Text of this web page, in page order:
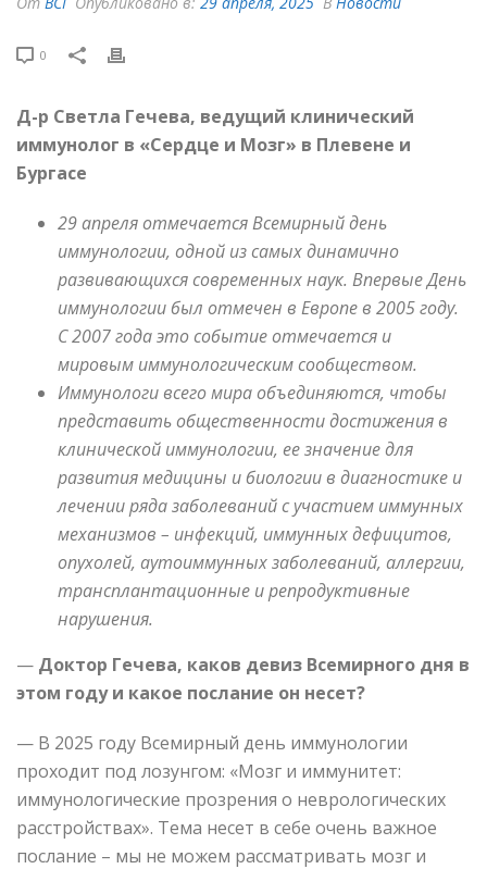
0
Д-р Светла Гечева, ведущий клинический
иммунолог в «Сердце и Мозг» в Плевене и
Бургасе
29 апреля отмечается Всемирный день
иммунологии, одной из самых динамично
развивающихся современных наук. Впервые День
иммунологии был отмечен в Европе в 2005 году.
С 2007 года это событие отмечается и
мировым иммунологическим сообществом.
Иммунологи всего мира объединяются, чтобы
представить общественности достижения в
клинической иммунологии, ее значение для
развития медицины и биологии в диагностике и
лечении ряда заболеваний с участием иммунных
механизмов – инфекций, иммунных дефицитов,
опухолей, аутоиммунных заболеваний, аллергии,
трансплантационные и репродуктивные
нарушения.
— Доктор Гечева, каков девиз Всемирного дня в
этом году и какое послание он несет?
— В 2025 году Всемирный день иммунологии
проходит под лозунгом: «Мозг и иммунитет:
иммунологические прозрения о неврологических
расстройствах». Тема несет в себе очень важное
послание – мы не можем рассматривать мозг и